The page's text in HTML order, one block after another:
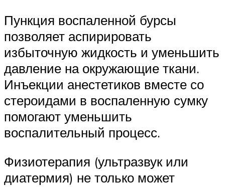
Пункция воспаленной бурсы
позволяет аспирировать
избыточную жидкость и уменьшить
давление на окружающие ткани.
Инъекции анестетиков вместе со
стероидами в воспаленную сумку
помогают уменьшить
воспалительный процесс.
Физиотерапия (ультразвук или
диатермия) не только может